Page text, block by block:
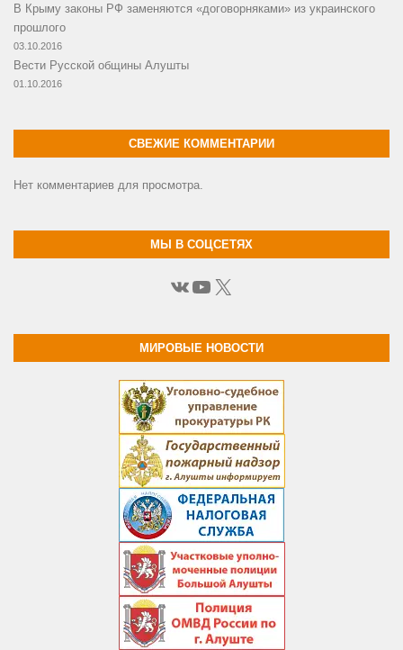
В Крыму законы РФ заменяются «договорняками» из украинского
прошлого
03.10.2016
Вести Русской общины Алушты
01.10.2016
СВЕЖИЕ КОММЕНТАРИИ
Нет комментариев для просмотра.
МЫ В СОЦСЕТЯХ
ВКонтакте
YouTube
X
МИРОВЫЕ НОВОСТИ